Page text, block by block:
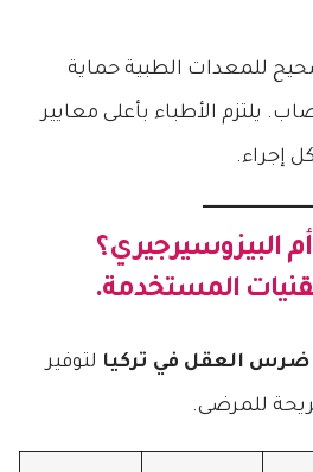
للمعدات الطبية حماية
يلتزم الأطباء بأعلى معايير
إجراء.
أم البيزوسيرجيري؟
المستخدمة.
ضرس العقل في تركيا لتوفير
للمرضى.